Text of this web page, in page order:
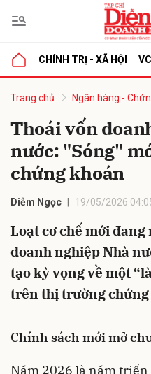
CHÍNH TRỊ - XÃ HỘI
Trang chủ Ngân hàng -
Thoái vốn
nước: "Sóng"
chứng khoán
Diễm Ngọc 19/05/2026
Loạt cơ chế mới
doanh nghiệp Nhà
tạo kỳ vọng về một
trên thị trường
Chính sách mới mở
Năm 2026 là năm
luận